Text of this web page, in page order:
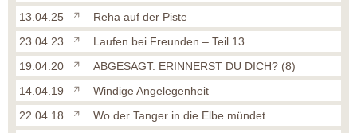
13.04.25
Reha auf der Piste
23.04.23
Laufen bei Freunden – Teil 13
19.04.20
ABGESAGT: ERINNERST DU DICH? (8)
14.04.19
Windige Angelegenheit
22.04.18
Wo der Tanger in die Elbe mündet